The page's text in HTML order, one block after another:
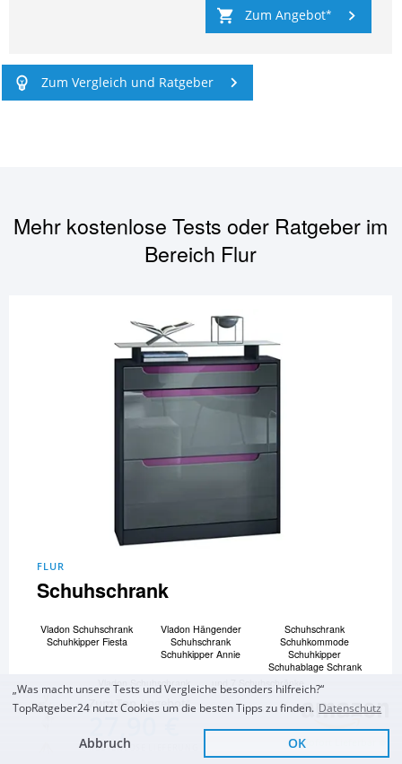
Zum Top Angebot
KOSTENLOSE LIEFERUNG Sofort Lieferbar
Zum Angebot
Zum Vergleich und Ratgeber
Mehr kostenlose Tests oder Ratgeber im
Bereich Flur
FLUR
Schuhschrank
Vladon Schuhschrank
Schuhkipper Fiesta
Vladon Hängender
Schuhschrank
Schuhkipper Annie
Schuhschrank
Schuhkommode
Schuhkipper
Schuhablage Schrank
Vladon Schuhschrank
Schuhkipper Loret V2
und 7 Schuhschränke
mehr...
Zum Vergleich und Ratgeber
„Was macht unsere Tests und Vergleiche besonders hilfreich?“
TopRatgeber24 nutzt Cookies um die besten Tipps zu finden. Datenschutz
Abbruch OK